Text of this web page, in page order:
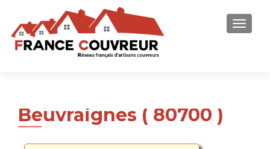
Beuvraignes ( 80700 )